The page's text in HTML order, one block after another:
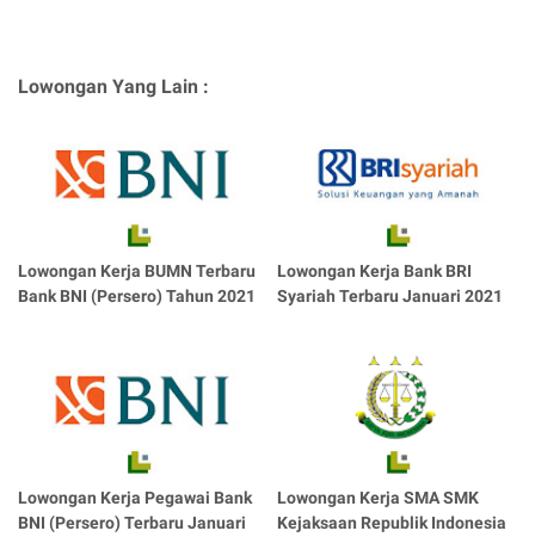
Lowongan Yang Lain :
Lowongan Kerja BUMN Terbaru
Bank BNI (Persero) Tahun 2021
Lowongan Kerja Bank BRI
Syariah Terbaru Januari 2021
Lowongan Kerja Pegawai Bank
BNI (Persero) Terbaru Januari
Lowongan Kerja SMA SMK
Kejaksaan Republik Indonesia